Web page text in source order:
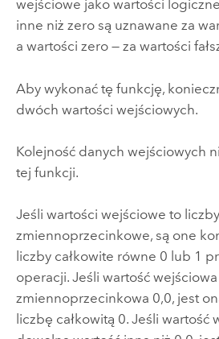
wejściowe jako wartości
inne niż zero są uznawane za
a wartości zero — za wartości
Aby wykonać tę funkcję,
dwóch wartości wejściowych.
Kolejność danych wejściowych
tej funkcji.
Jeśli wartości wejściowe to liczby
zmiennoprzecinkowe, są one
liczby całkowite równe 0 lub 1
operacji. Jeśli wartość
zmiennoprzecinkowa 0,0, jest
liczbę całkowitą 0. Jeśli wartość